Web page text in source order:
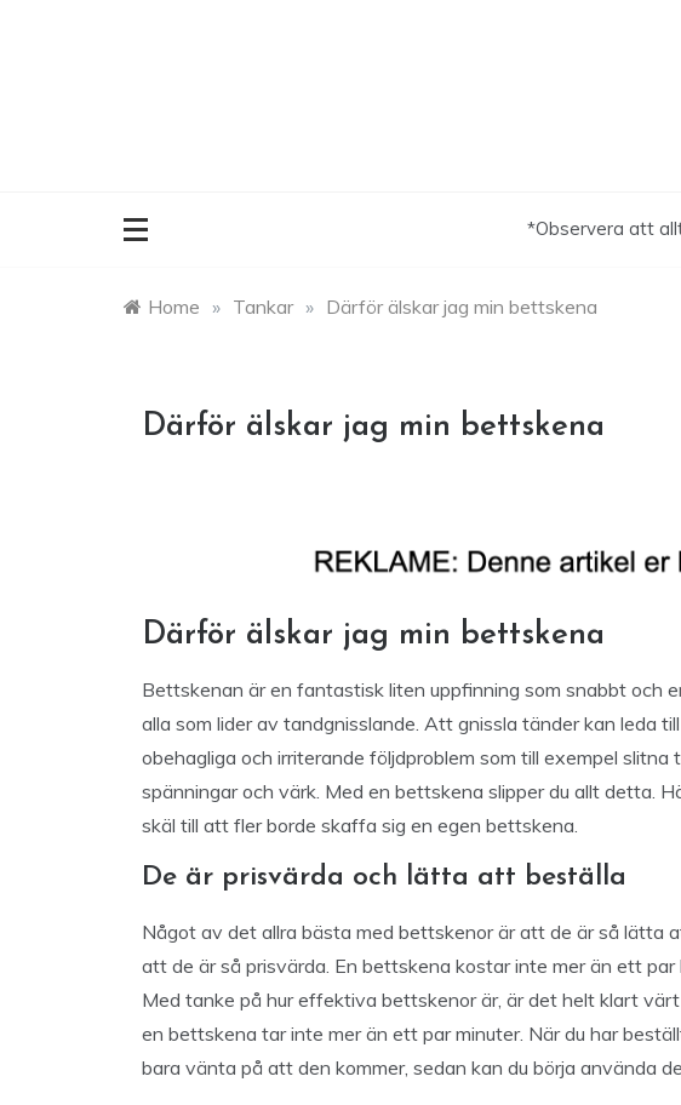
*Observera att
Home » Tankar » Därför älskar jag min bettskena
Därför älskar jag min bettskena
Därför älskar jag min bettskena
Bettskenan är en fantastisk liten uppfinning som snabbt och
alla som lider av tandgnisslande. Att gnissla tänder kan leda
obehagliga och irriterande följdproblem som till exempel slitna
spänningar och värk. Med en bettskena slipper du allt detta.
skäl till att fler borde skaffa sig en egen bettskena.
De är prisvärda och lätta att beställa
Något av det allra bästa med bettskenor är att de är så lätta
att de är så prisvärda. En bettskena kostar inte mer än ett par
Med tanke på hur effektiva bettskenor är, är det helt klart
en bettskena tar inte mer än ett par minuter. När du har
bara vänta på att den kommer, sedan kan du börja använda